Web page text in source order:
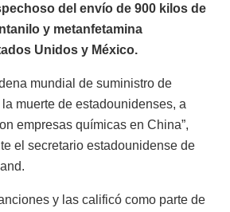
del envío de 900 kilos de
y metanfetamina
Unidos y México.
mundial de suministro de
muerte de estadounidenses, a
empresas químicas en China”,
el secretario estadounidense de
y las calificó como parte de